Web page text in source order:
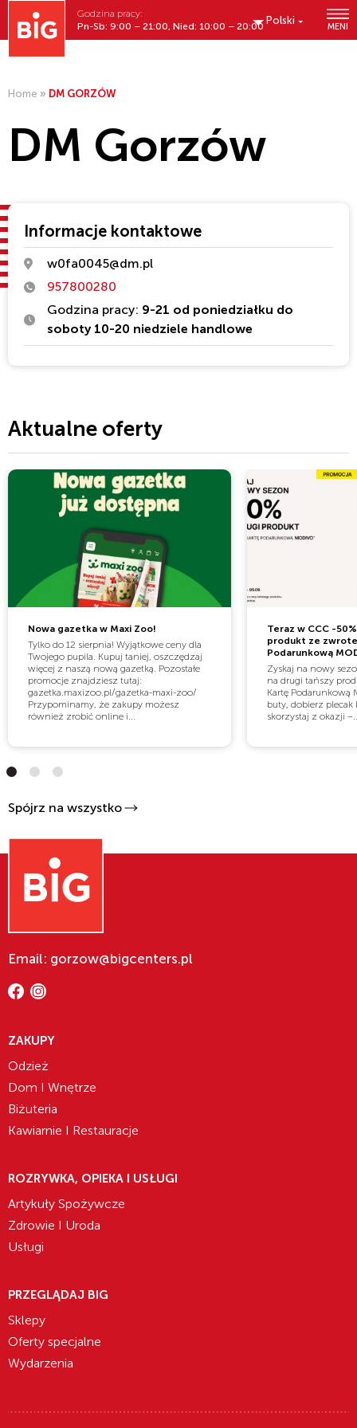
Polski
MENI
Godzina pracy:
Pn-Sb: 9:00 – 21:00, Nied: 10:00 – 20:00
Home » DM GORZÓW
DM Gorzów
Informacje kontaktowe
w0fa0045@dm.pl
957800280
Godzina pracy: 9-21 od poniedziałku do
soboty 10-20 niedziele handlowe
Aktualne oferty
Nowa gazetka w Maxi Zoo!
Tylko do 12 sierpnia! Wyjątkowe ceny dla
Twojego pupila. Kupuj taniej, oszczędzaj
więcej z naszą nową gazetką. Pozostałe
promocje znajdziesz tutaj:
gazetka.maxizoo.pl/gazetka-maxi-zoo/
Przypominamy, że zakupy możesz
również zrobić online i...
Teraz w CCC -
produkt ze
Podarunkową
Zyskaj na nowy
na drugi tańszy
Kartę Podarunkową
buty, dobierz plecak
skorzystaj z okazji
Spójrz na wszystko
Email: gorzow@bigcenters.pl
ZAKUPY
Odzież
Dom I Wnętrze
Biżuteria
Kawiarnie I Restauracje
ROZRYWKA, OPIEKA I USŁUGI
Artykuły Spożywcze
Zdrowie I Uroda
Usługi
PRZEGLĄDAJ BIG
Sklepy
Oferty specjalne
Wydarzenia